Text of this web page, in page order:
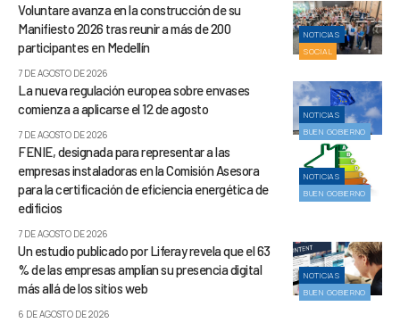
NOTICIAS
SOCIAL
Voluntare avanza en la construcción de su
Manifiesto 2026 tras reunir a más de 200
participantes en Medellín
7 DE AGOSTO DE 2026
NOTICIAS
BUEN GOBIERNO
La nueva regulación europea sobre envases
comienza a aplicarse el 12 de agosto
7 DE AGOSTO DE 2026
NOTICIAS
BUEN GOBIERNO
FENIE, designada para representar a las
empresas instaladoras en la Comisión Asesora
para la certificación de eficiencia energética de
edificios
7 DE AGOSTO DE 2026
NOTICIAS
BUEN GOBIERNO
Un estudio publicado por Liferay revela que el 63
% de las empresas amplían su presencia digital
más allá de los sitios web
6 DE AGOSTO DE 2026